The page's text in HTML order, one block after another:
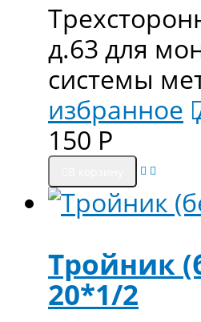
д.63 для
системы
избранное
150 Р
Тройник
20*1/2